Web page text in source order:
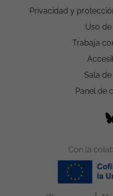
Privacidad y
Uso
Trabaja
Sala
Panel de
Con la